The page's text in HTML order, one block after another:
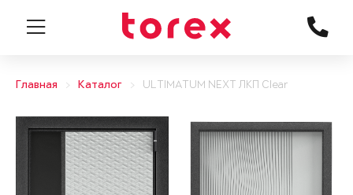
Главная Каталог ULTIMATUM NEXT ЛКП Clear